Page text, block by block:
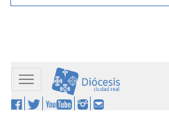
Toggle
navigation